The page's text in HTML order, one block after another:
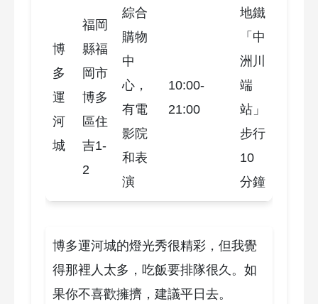
博
多
運
河
城
福岡
縣福
岡市
博多
區住
吉1-
2
綜合
購物
中
心，
有電
影院
和表
演
10:00-
21:00
地鐵
「中
洲川
端
站」
步行
10
分鐘
博多運河城的燈光秀很精彩，但我覺
得那裡人太多，吃飯要排隊很久。如
果你不喜歡擁擠，建議平日去。